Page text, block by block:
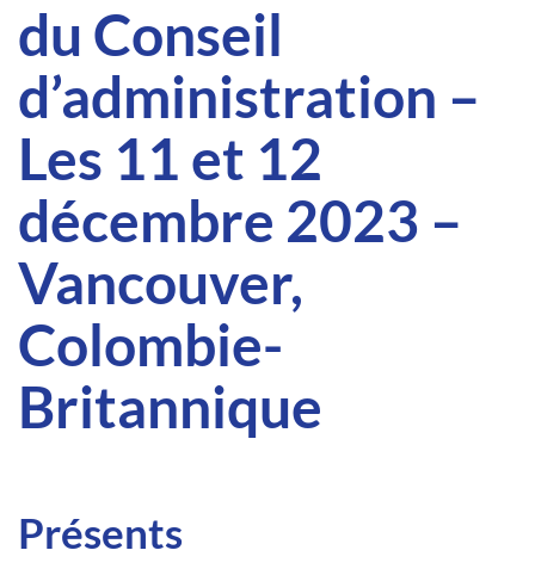
du Conseil
d’administration –
Les 11 et 12
décembre 2023 –
Vancouver,
Colombie-
Britannique
Présents